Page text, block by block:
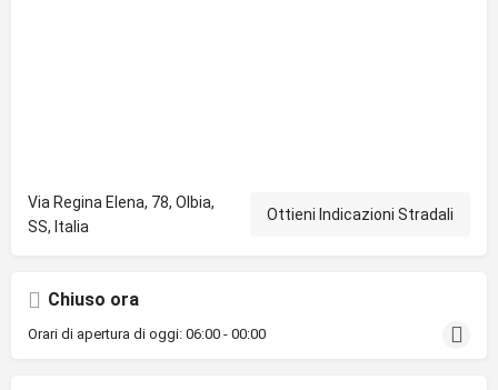
Via Regina Elena, 78, Olbia,
SS, Italia
Ottieni Indicazioni Stradali
Chiuso ora
Orari di apertura di oggi: 06:00 - 00:00